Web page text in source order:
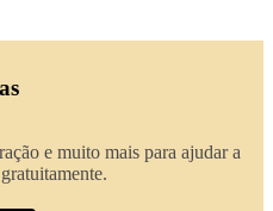
e muito mais para ajudar a